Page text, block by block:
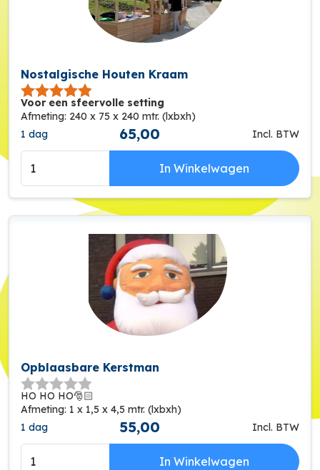
Nostalgische Houten Kraam
1 dag 65,00 Incl. BTW
Voor een sfeervolle setting
Afmeting: 240 x 75 x 240 mtr. (lxbxh)
In Winkelwagen
Opblaasbare Kerstman
1 dag 55,00 Incl. BTW
HO HO HO🎅🏻
Afmeting: 1 x 1,5 x 4,5 mtr. (lxbxh)
In Winkelwagen